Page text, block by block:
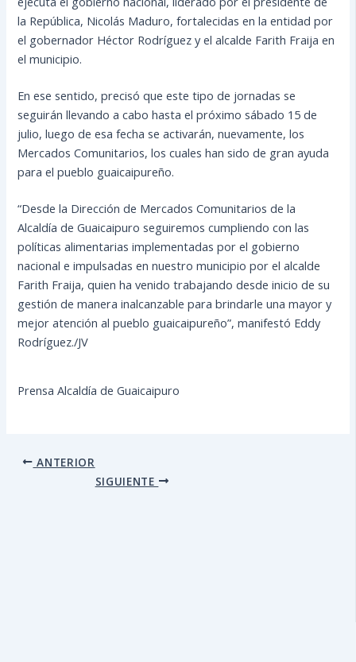
la República, Nicolás Maduro, fortalecidas en la entidad por
el gobernador Héctor Rodríguez y el alcalde Farith Fraija en
el municipio.
En ese sentido, precisó que este tipo de jornadas se
seguirán llevando a cabo hasta el próximo sábado 15 de
julio, luego de esa fecha se activarán, nuevamente, los
Mercados Comunitarios, los cuales han sido de gran ayuda
para el pueblo guaicaipureño.
“Desde la Dirección de Mercados Comunitarios de la
Alcaldía de Guaicaipuro seguiremos cumpliendo con las
políticas alimentarias implementadas por el gobierno
nacional e impulsadas en nuestro municipio por el alcalde
Farith Fraija, quien ha venido trabajando desde inicio de su
gestión de manera inalcanzable para brindarle una mayor y
mejor atención al pueblo guaicaipureño”, manifestó Eddy
Rodríguez./JV
Prensa Alcaldía de Guaicaipuro
ANTERIOR
SIGUIENTE